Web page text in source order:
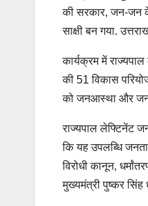
की सरकार, जन-जन के
साक्षी बन गया.
कार्यक्रम में
की 51 विकास
को जनआस्था और
राज्यपाल लेफ्टिनेंट
कि यह उपलब्धि
विरोधी कानून,
मुख्यमंत्री पुष्कर सिंह